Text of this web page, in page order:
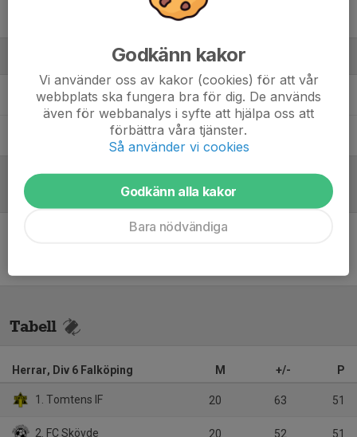
Benny Nyman Assisterande tränare
Dragan Batinic Huvudtränare
Referat
Tabell
Herrar, Div 6 Falköping M +/- P
1. Tomtens IF 20 63 51
2. FC Skövde 20 52 51
Godkänn kakor
Vi använder oss av kakor (cookies) för att vår
webbplats ska fungera bra för dig. De används
även för webbanalys i syfte att hjälpa oss att
förbättra våra tjänster.
Så använder vi cookies
Godkänn alla kakor
Bara nödvändiga